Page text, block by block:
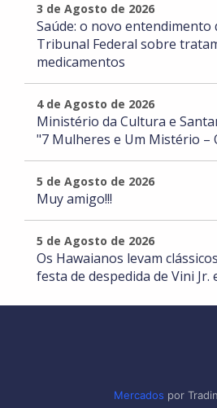
3 de Agosto de 2026
Saúde: o novo entendimento
Tribunal Federal sobre
medicamentos
4 de Agosto de 2026
Ministério da Cultura e
"7 Mulheres e Um Mistério –
5 de Agosto de 2026
Muy amigo!!!
5 de Agosto de 2026
Os Hawaianos levam
festa de despedida de Vini Jr.
Mercados por